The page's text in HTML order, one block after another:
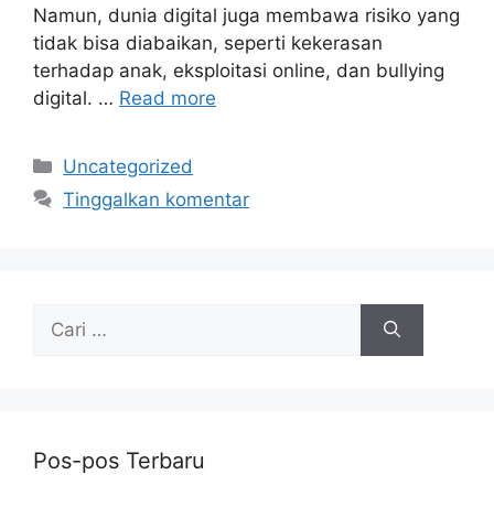
Namun, dunia digital juga membawa risiko yang
tidak bisa diabaikan, seperti kekerasan
terhadap anak, eksploitasi online, dan bullying
digital. … Read more
Kategori
Uncategorized
Tinggalkan komentar
untuk:
Pos-pos Terbaru